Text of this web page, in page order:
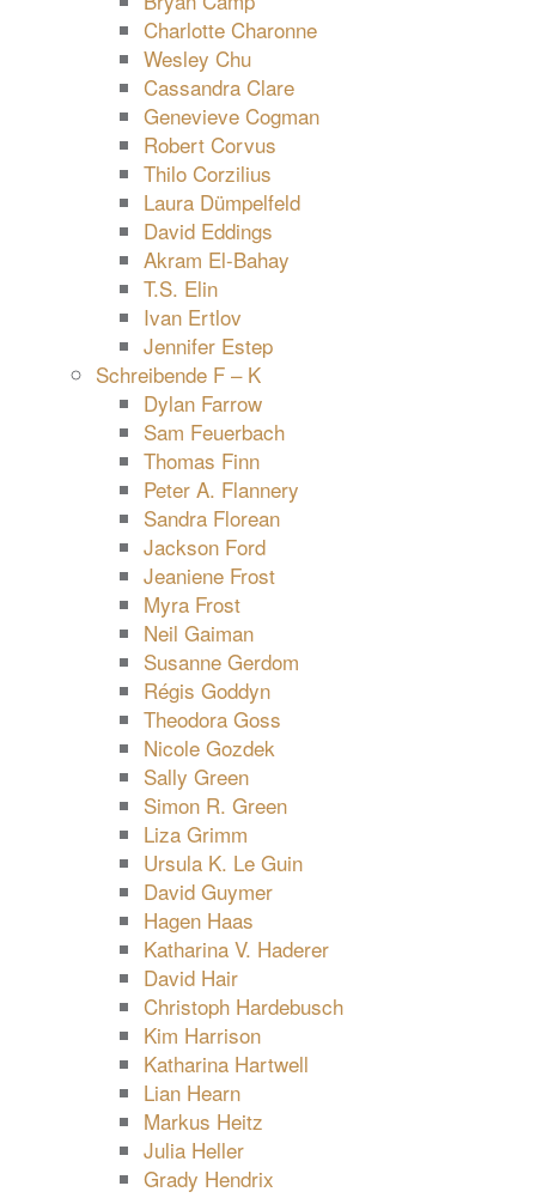
Charlotte Charonne
Wesley Chu
Cassandra Clare
Genevieve Cogman
Robert Corvus
Thilo Corzilius
Laura Dümpelfeld
David Eddings
Akram El-Bahay
T.S. Elin
Ivan Ertlov
Jennifer Estep
Schreibende F – K
Dylan Farrow
Sam Feuerbach
Thomas Finn
Peter A. Flannery
Sandra Florean
Jackson Ford
Jeaniene Frost
Myra Frost
Neil Gaiman
Susanne Gerdom
Régis Goddyn
Theodora Goss
Nicole Gozdek
Sally Green
Simon R. Green
Liza Grimm
Ursula K. Le Guin
David Guymer
Hagen Haas
Katharina V. Haderer
David Hair
Christoph Hardebusch
Kim Harrison
Katharina Hartwell
Lian Hearn
Markus Heitz
Julia Heller
Grady Hendrix